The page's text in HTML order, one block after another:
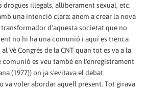
drogues il·legals, alliberament sexual, etc.
una intenció clara: anem a crear la nova
d'aquesta societat que no
no hi ha una comunió i aquí es trenca
Vè Congrés de la CNT quan tot es va a la
comunió es veu també en l'enregistrament
(1977)) on ja s'evitava el debat.
va voler abordar aquell present. Tot girava